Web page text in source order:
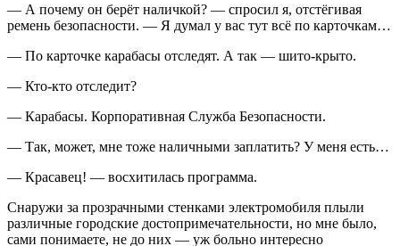
— А почему он берёт наличкой? — спросил я, отстёгивая
ремень безопасности. — Я думал у вас тут всё по карточкам…
— По карточке карабасы отследят. А так — шито-крыто.
— Кто-кто отследит?
— Карабасы. Корпоративная Служба Безопасности.
— Так, может, мне тоже наличными заплатить? У меня есть…
— Красавец! — восхитилась программа.
Снаружи за прозрачными стенками электромобиля плыли
различные городские достопримечательности, но мне было,
сами понимаете, не до них — уж больно интересно